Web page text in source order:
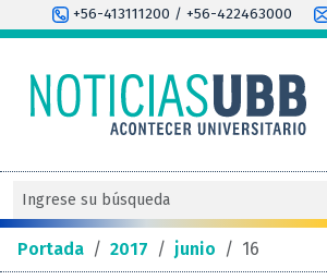
+56-413111200 / +56-422463000
Portada / 2017 / junio / 16